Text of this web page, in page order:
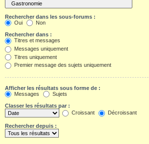
Rechercher dans les sous-forums :
Oui
Non
Rechercher dans :
Titres et messages
Messages uniquement
Titres uniquement
Premier message des sujets uniquement
Afficher les résultats sous forme de :
Messages
Sujets
Classer les résultats par :
Croissant
Décroissant
Rechercher depuis :